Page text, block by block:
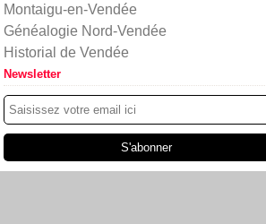
Montaigu-en-Vendée
Généalogie Nord-Vendée
Historial de Vendée
Newsletter